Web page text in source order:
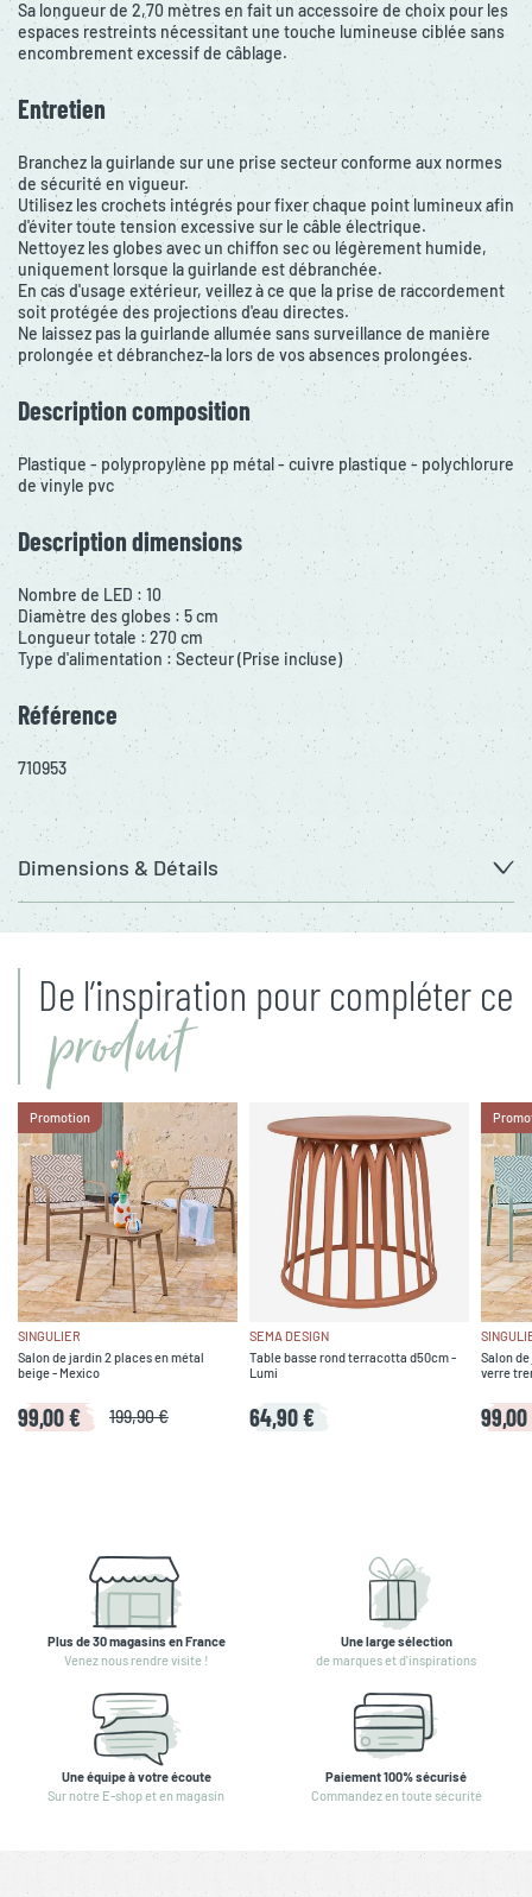
Sa longueur de 2,70 mètres en fait un accessoire de choix pour les
espaces restreints nécessitant une touche lumineuse ciblée sans
encombrement excessif de câblage.
Entretien
Branchez la guirlande sur une prise secteur conforme aux normes
de sécurité en vigueur.
Utilisez les crochets intégrés pour fixer chaque point lumineux afin
d'éviter toute tension excessive sur le câble électrique.
Nettoyez les globes avec un chiffon sec ou légèrement humide,
uniquement lorsque la guirlande est débranchée.
En cas d'usage extérieur, veillez à ce que la prise de raccordement
soit protégée des projections d'eau directes.
Ne laissez pas la guirlande allumée sans surveillance de manière
prolongée et débranchez-la lors de vos absences prolongées.
Description composition
Plastique - polypropylène pp métal - cuivre plastique - polychlorure
de vinyle pvc
Description dimensions
Nombre de LED : 10
Diamètre des globes : 5 cm
Longueur totale : 270 cm
Type d'alimentation : Secteur (Prise incluse)
Référence
710953
Dimensions & Détails
De l’inspiration pour compléter ce
produit
Promotion
SINGULIER
Salon de jardin 2 places en métal
beige - Mexico
99,00 € 199,90 €
SEMA DESIGN
Table basse rond terracotta d50cm -
Lumi
64,90 €
Salon
verre
Plus de 30 magasins en France
Venez nous rendre visite !
Une large sélection
de marques et d'inspirations
Une équipe à votre écoute
Sur notre E-shop et en magasin
Paiement 100% sécurisé
Commandez en toute sécurité